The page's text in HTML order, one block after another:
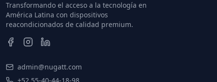
Transformando el acceso a la tecnología en
América Latina con dispositivos
reacondicionados de calidad premium.
admin@nugatt.com